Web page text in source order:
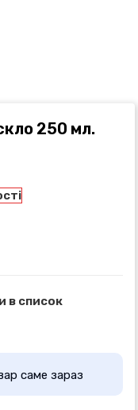
250 мл.
в список
саме зараз